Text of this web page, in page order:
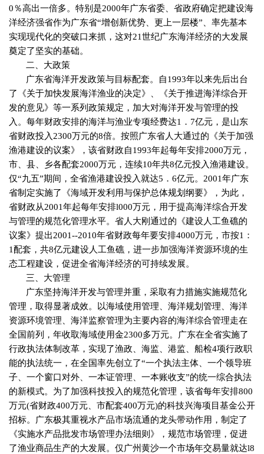
0 ％高出一倍多。特别是2000年广东省委、省政府确定把建设海
洋经济强省作为广东省“增创新优势、更上一层楼”、率先基本
实现现代化的突破口来抓，这对21世纪广东海洋经济的大发展
奠定了坚实的基础。
二、大政策
广东省海洋开发政策与目标配套。自1993年以来先后出台
了《关于加快发展海洋渔业的决定》、《关于推进海洋综合开
发的意见》等一系列政策规定，加大对海洋开发与管理的投
入。每年财政安排的海洋与渔业专项经费达1 ． 7亿元，是山东
省财政投入2300万元的8倍。按照广东省人大通过的《关于加强
渔港建设的议案》，该省财政自1993年起每年安排2000万元，
市、县、乡各配套2000万元，连续10年共8亿元投入渔港建设。
仅“九五”期间，全省渔港建设投入就达5 ． 6亿元。 2001年广东
省制定实施了《海域开发利用与保护总体规划纲要》，为此，
省财政从2001年起每年安排l000万元，用于提高海洋综合开发
与管理的规范化管理水平。省人大刚通过的《建设人工鱼礁的
议案》提出2001--2010年省财政每年要安排4000万元，市按1 ：
1配套，共8亿元建设人工鱼礁，进一步加强海洋资源环境的生
态工程建设，促进全省海洋经济的可持续发展。
三、大管理
广东坚持海洋开发与管理并重，采取有力措施实施规范化
管理，取得显著成效。以海域使用管理、海洋规划管理、海洋
资源环境管理、海洋监察管理为主要内容的海洋综合管理走在
全国前列，年收取海域使用金2300多万元。广东在全省实施了
行政执法体制改革，实现了渔政、海监、港监、船检4项行政职
能的执法统一，在全国率先创立了“一个执法主体、一个领导班
子、一个窗口对外、一本证管理、一本账收支”的统一综合执法
的新模式。为了加强科技投入的规范化管理，该省每年安排800
万元(省财政400万元、市配套400万元)的科技兴海项目基金公开
招标。广东极其重视水产品市场流通的龙头带动作用，制定了
《实施水产品批发市场管理办法细则》，规范市场管理，促进
了渔业商品生产的大发展。仅广州黄沙一个市场年交易量就达l8